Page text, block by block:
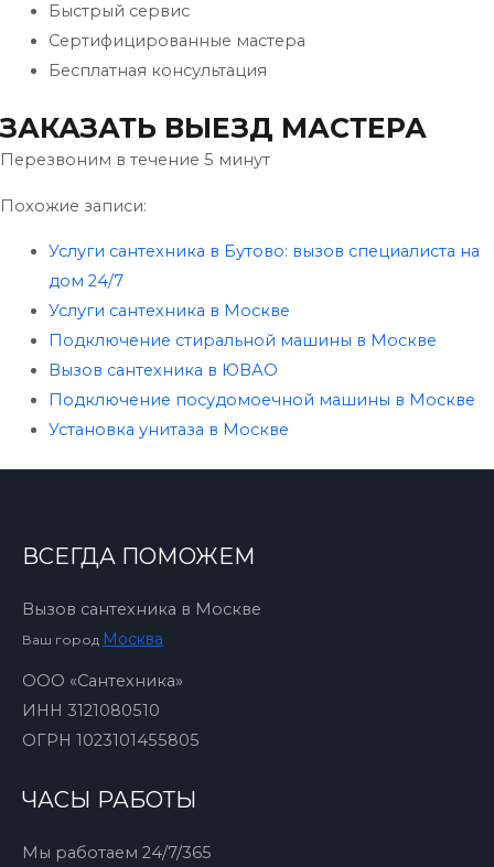
Быстрый сервис
Сертифицированные мастера
Бесплатная консультация
ЗАКАЗАТЬ ВЫЕЗД МАСТЕРА
Перезвоним в течение 5 минут
Похожие записи:
Услуги сантехника в Бутово: вызов специалиста на
дом 24/7
Услуги сантехника в Москве
Подключение стиральной машины в Москве
Вызов сантехника в ЮВАО
Подключение посудомоечной машины в Москве
Установка унитаза в Москве
ВСЕГДА ПОМОЖЕМ
Вызов сантехника в Москве
Ваш город Москва
ООО «Сантехника»
ИНН 3121080510
ОГРН 1023101455805
ЧАСЫ РАБОТЫ
Мы работаем 24/7/365